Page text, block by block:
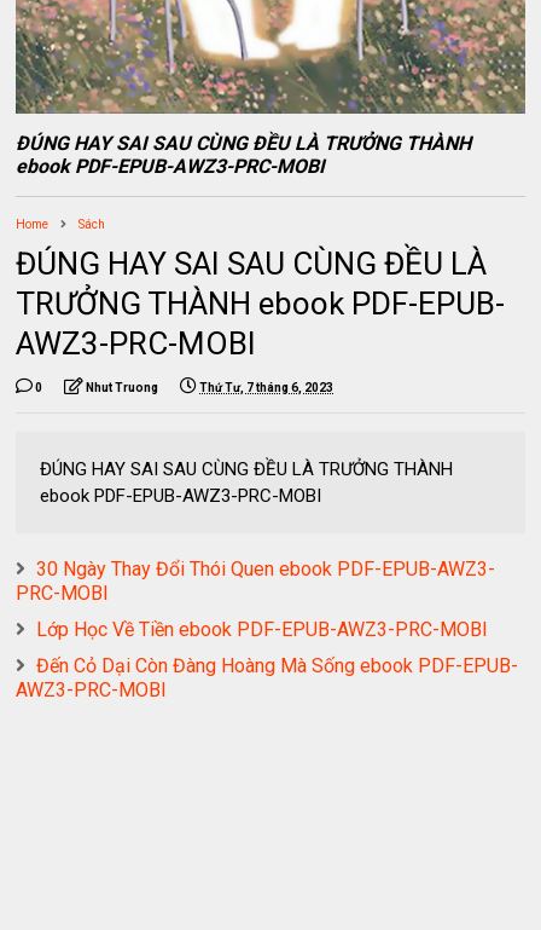
ĐÚNG HAY SAI SAU CÙNG ĐỀU LÀ TRƯỞNG THÀNH
ebook PDF-EPUB-AWZ3-PRC-MOBI
Home Sách
ĐÚNG HAY SAI SAU CÙNG ĐỀU LÀ
TRƯỞNG THÀNH ebook PDF-EPUB-
AWZ3-PRC-MOBI
0 Nhut Truong Thứ Tư, 7 tháng 6, 2023
ĐÚNG HAY SAI SAU CÙNG ĐỀU LÀ TRƯỞNG THÀNH
ebook PDF-EPUB-AWZ3-PRC-MOBI
30 Ngày Thay Đổi Thói Quen ebook PDF-EPUB-AWZ3-
PRC-MOBI
Lớp Học Về Tiền ebook PDF-EPUB-AWZ3-PRC-MOBI
Đến Cỏ Dại Còn Đàng Hoàng Mà Sống ebook PDF-EPUB-
AWZ3-PRC-MOBI